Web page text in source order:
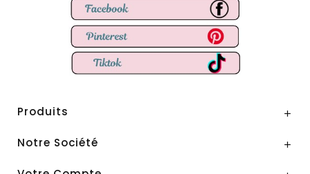
Produits 
Notre Société 